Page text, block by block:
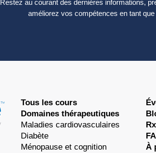
Restez au courant des dernières informations,
améliorez vos compétences en tant
Tous les cours
Domaines thérapeutiques
Maladies cardiovasculaires
Diabète
Ménopause et cognition
À